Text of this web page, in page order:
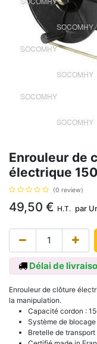
Enrouleur de
électrique
(0 review)
49,50 € H.T. par
Délai de
Enrouleur de clôture
la manipulation.
Capacité cordon :
Système de
Bretelle de